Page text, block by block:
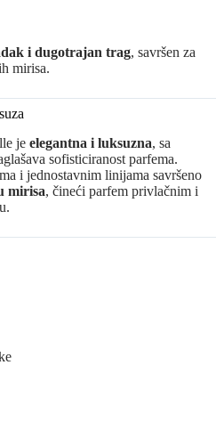
i dugotrajan trag, savršen za
mirisa.
je elegantna i luksuzna, sa
sofisticiranost parfema.
i jednostavnim linijama savršeno
mirisa, čineći parfem privlačnim i